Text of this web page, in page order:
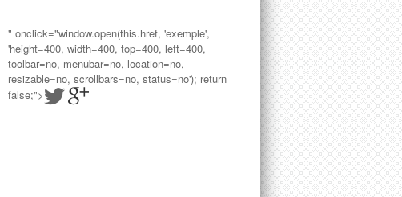
" onclick="window.open(this.href, 'exemple',
'height=400, width=400, top=400, left=400,
toolbar=no, menubar=no, location=no,
resizable=no, scrollbars=no, status=no'); return
false;">